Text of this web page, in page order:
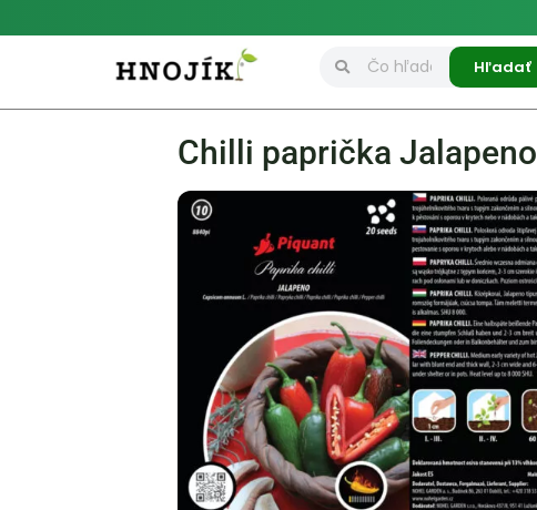
Hľadať
Chilli paprička Jalapeno